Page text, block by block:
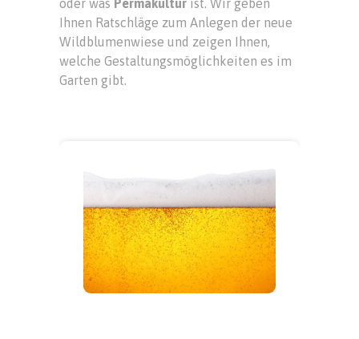
oder was Permakultur ist. Wir geben
Ihnen Ratschläge zum Anlegen der neue
Wildblumenwiese und zeigen Ihnen,
welche Gestaltungsmöglichkeiten es im
Garten gibt.